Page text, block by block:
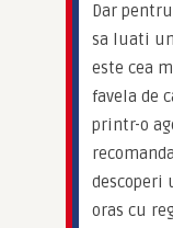
Dar
sa luati
este cea
favela de
printr-o
descoperi
oras cu